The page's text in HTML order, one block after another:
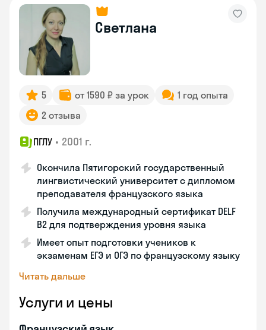
Светлана
5 от 1590 ₽ за урок
1 год опыта
2 отзыва
ПГЛУ • 2001 г.
Окончила Пятигорский государственный
лингвистический университет с дипломом
преподавателя французского языка
Получила международный сертификат DELF
B2 для подтверждения уровня языка
Имеет опыт подготовки учеников к
экзаменам ЕГЭ и ОГЭ по французскому языку
Читать дальше
Услуги и цены